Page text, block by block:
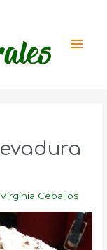
Virginia Ceballos